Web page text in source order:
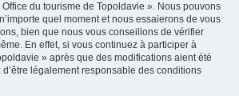
du tourisme de Topoldavie ». Nous pouvons
quel moment et nous essaierons de vous
bien que nous vous conseillons de vérifier
En effet, si vous continuez à participer à
» après que des modifications aient été
légalement responsable des conditions